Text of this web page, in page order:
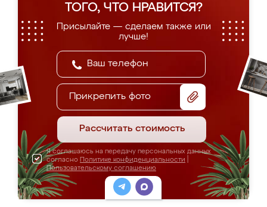
ТОГО, ЧТО НРАВИТСЯ?
Присылайте — сделаем также или
лучше!
Прикрепить фото
Рассчитать стоимость
Я соглашаюсь на передачу персональных данных
согласно Политике конфиденциальности
Пользовательскому соглашению